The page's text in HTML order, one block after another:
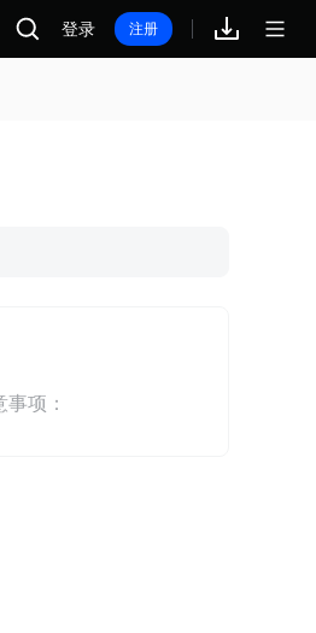
登录 注册
事项：